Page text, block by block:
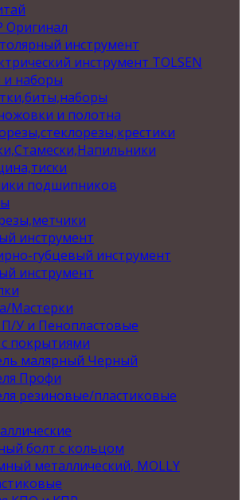
Оригинал
инструмент
инструмент TOLSEN
наборы
и полотна
подшипников
инструмент
губцевый инструмент
инструмент
Мастерки
У и Пенопластовые
покрытиями
малярный Черный
Профи
резиновые/пластиковые
болт с кольцом
металлический, MOLLY